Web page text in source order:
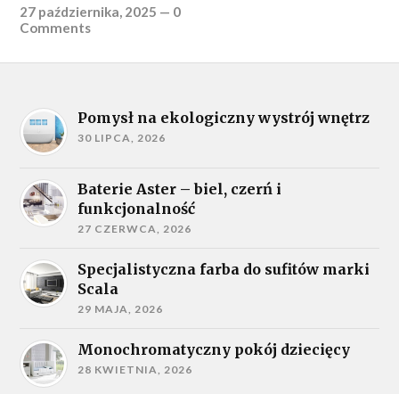
27 października, 2025 — 0
Comments
Pomysł na ekologiczny wystrój wnętrz
30 LIPCA, 2026
Baterie Aster – biel, czerń i
funkcjonalność
27 CZERWCA, 2026
Specjalistyczna farba do sufitów marki
Scala
29 MAJA, 2026
Monochromatyczny pokój dziecięcy
28 KWIETNIA, 2026